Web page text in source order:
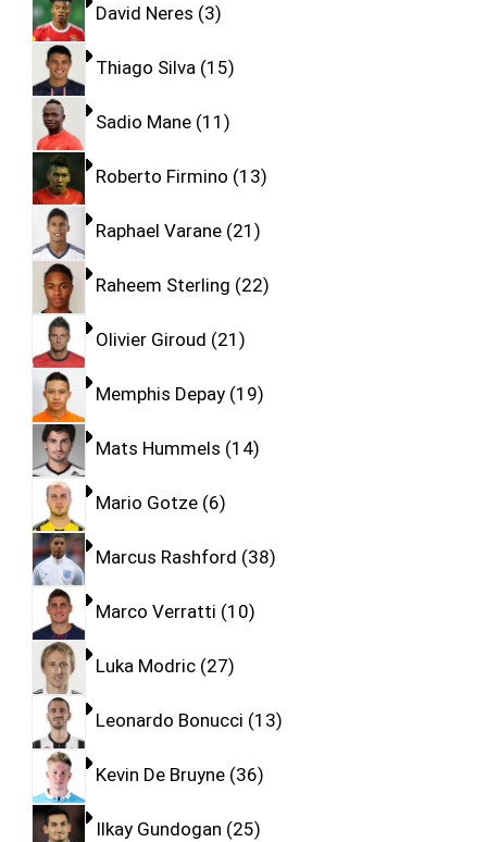
David Neres 3
Thiago Silva 15
Sadio Mane 11
Roberto Firmino 13
Raphael Varane 21
Raheem Sterling 22
Olivier Giroud 21
Memphis Depay 19
Mats Hummels 14
Mario Gotze 6
Marcus Rashford 38
Marco Verratti 10
Luka Modric 27
Leonardo Bonucci 13
Kevin De Bruyne 36
Ilkay Gundogan 25